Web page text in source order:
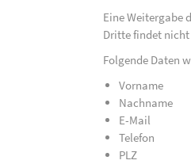
Eine Weitergabe
Dritte findet
Folgende Daten
Vorname
Nachname
E-Mail
Telefon
PLZ